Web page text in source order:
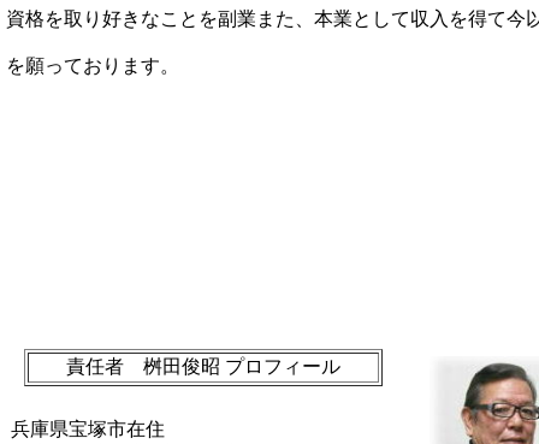
資格を取り好きなことを副業また、本業として収入を得て今
を願っております。
兵庫県宝塚市在住
責任者 桝田俊昭 プロフィール